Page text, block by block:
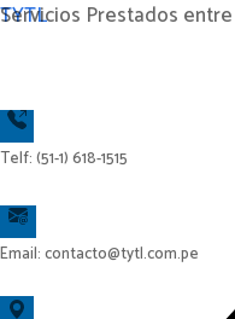
Ir
TYTL
Telf: (51-1) 618-1515
Email: contacto@tytl.com.pe
Servicios Prestados